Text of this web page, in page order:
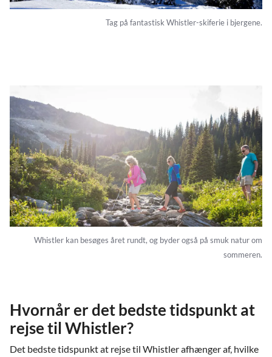
Tag på fantastisk Whistler-skiferie i bjergene.
Whistler kan besøges året rundt, og byder også på smuk natur om
sommeren.
Hvornår er det bedste tidspunkt at
rejse til Whistler?
Det bedste tidspunkt at rejse til Whistler afhænger af, hvilke